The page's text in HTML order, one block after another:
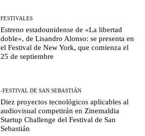
FESTIVALES
Estreno estadounidense de «La libertad
doble», de Lisandro Alonso: se presenta en
el Festival de New York, que comienza el
25 de septiembre
-FESTIVAL DE SAN SEBASTIÁN
Diez proyectos tecnológicos aplicables al
audiovisual competirán en Zinemaldia
Startup Challenge del Festival de San
Sebastián